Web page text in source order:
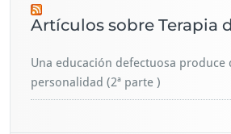
Artículos sobre Terapia
Una educación defectuosa produce
personalidad (2ª parte )